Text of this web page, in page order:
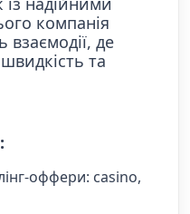
компанія
взаємодії, де
та
:
оффери: casino,